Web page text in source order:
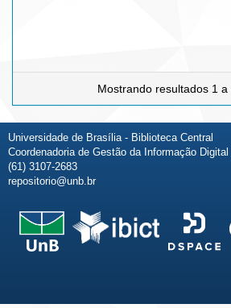
Mostrando resultados 1 a
Universidade de Brasília - Biblioteca Central
Coordenadoria de Gestão da Informação
(61) 3107-2683
repositorio@unb.br